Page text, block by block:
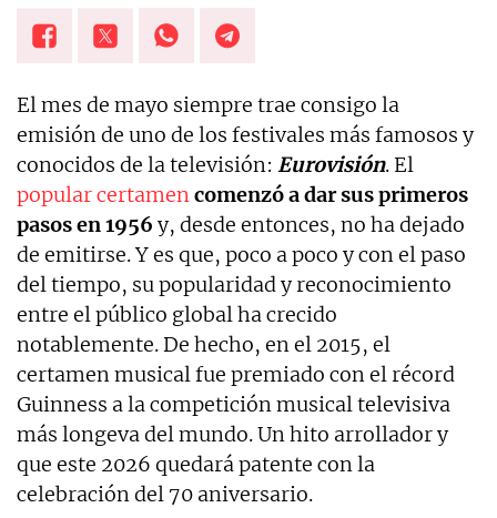
El mes de mayo siempre trae consigo la
emisión de uno de los festivales más famosos y
conocidos de la televisión: Eurovisión. El
popular certamencomenzó a dar sus primeros
pasos en 1956 y, desde entonces, no ha dejado
de emitirse. Y es que, poco a poco y con el paso
del tiempo, su popularidad y reconocimiento
entre el público global ha crecido
notablemente. De hecho, en el 2015, el
certamen musical fue premiado con el récord
Guinness a la competición musical televisiva
más longeva del mundo. Un hito arrollador y
que este 2026 quedará patente con la
celebración del 70 aniversario.